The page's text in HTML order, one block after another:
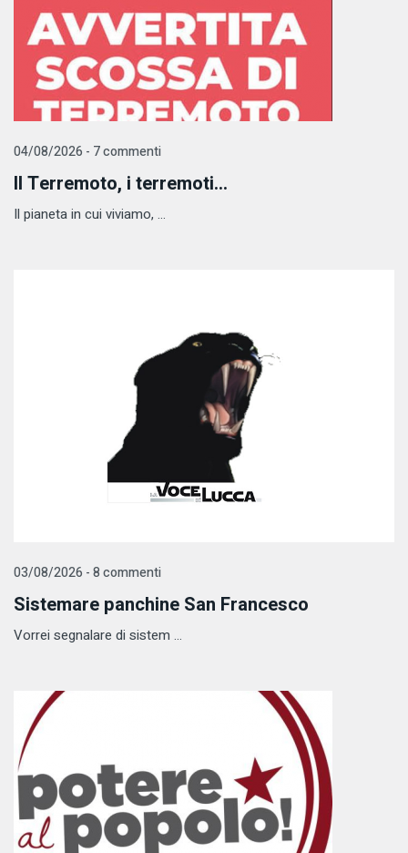
04/08/2026 - 7 commenti
Il Terremoto, i terremoti...
Il pianeta in cui viviamo, ...
03/08/2026 - 8 commenti
Sistemare panchine San Francesco
Vorrei segnalare di sistem ...